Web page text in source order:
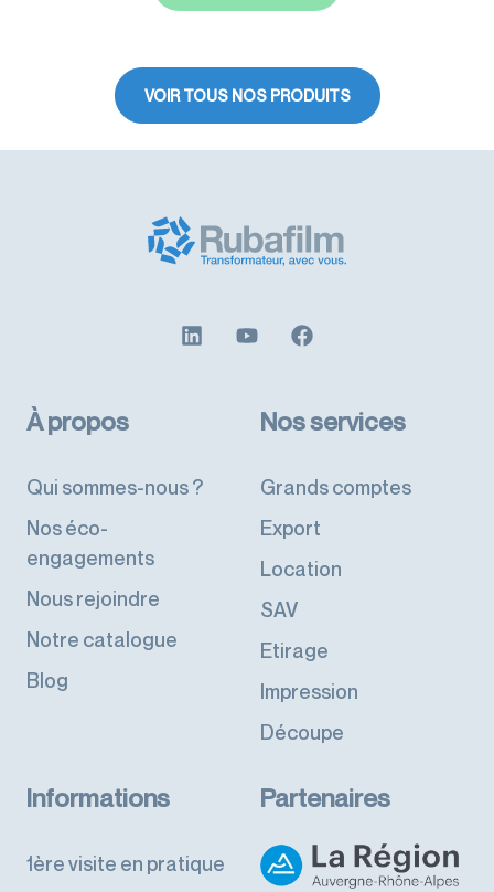
VOIR TOUS NOS PRODUITS
À propos
Qui sommes-nous ?
Nos éco-
engagements
Nous rejoindre
Notre catalogue
Blog
Nos services
Grands comptes
Export
Location
SAV
Etirage
Impression
Découpe
Informations
1ère visite en pratique
Partenaires